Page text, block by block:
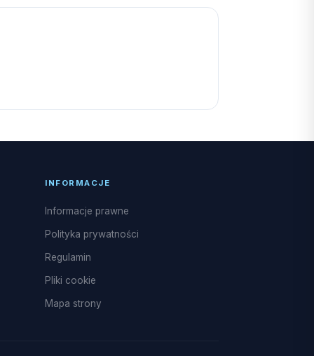
INFORMACJE
Informacje prawne
Polityka prywatności
Regulamin
Pliki cookie
Mapa strony